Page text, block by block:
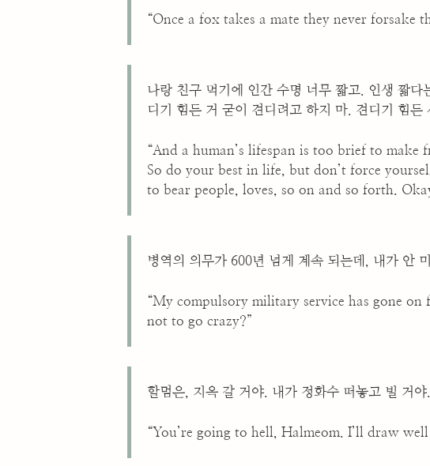
“Once a fox takes a mate they never forsake
나랑 친구 먹기에 인간 수명 너무 짧고. 인생 짧
디기 힘든 거 굳이 견디려고 하지 마. 견디기 힘든
“And a human’s lifespan is too brief to make
So do your best in life, but don’t force
to bear people, loves, so on and so forth.
병역의 의무가 600년 넘게 계속 되는데, 내가 안
“My compulsory military service has gone
not to go crazy?”
할멈은, 지옥 갈 거야. 내가 정화수 떠놓고 빌 거야.
“You’re going to hell, Halmeom. I’ll draw